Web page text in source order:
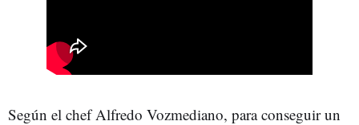
Según el chef Alfredo Vozmediano, para conseguir un